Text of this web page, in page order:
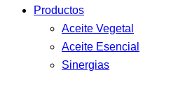
Productos
Aceite Vegetal
Aceite Esencial
Sinergias